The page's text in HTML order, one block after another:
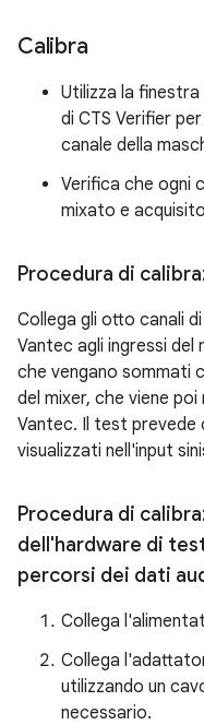
Calibra
Utilizza la
di CTS Verifier
canale della
Verifica che ogni
mixato e
Procedura di
Collega gli otto canali
Vantec agli ingressi del
che vengano sommati
del mixer, che viene
Vantec. Il test prevede
visualizzati nell'input
Procedura di
dell'hardware di
percorsi dei dati
Collega
Collega
utilizzando un
necessario.